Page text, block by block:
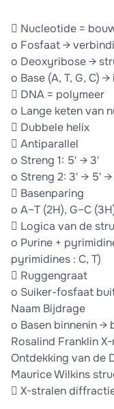
 Nucleotide =
o Fosfaat →
o Deoxyribose →
o Base (A, T, G, C)
 DNA = polymeer
o Lange keten van
 Dubbele helix
 Antiparallel
o Streng 1: 5' → 3'
o Streng 2: 3' → 5'
 Basenparing
o A–T (2H), G–C
 Logica van de
o Purine +
pyrimidines : C, T)
 Ruggengraat
o Suiker-fosfaat
Naam Bijdrage
o Basen binnenin →
Rosalind Franklin
Ontdekking van de
Maurice Wilkins
 X-stralen